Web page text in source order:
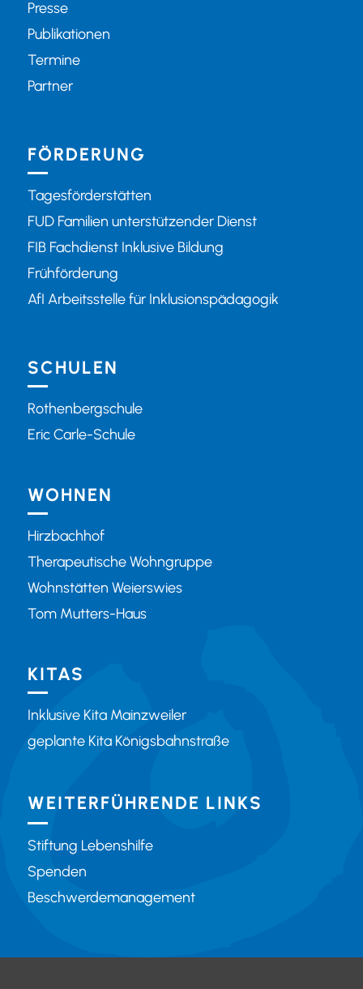
Presse
Publikationen
Termine
Partner
FÖRDERUNG
Tagesförderstätten
FUD Familien unterstützender Dienst
FIB Fachdienst Inklusive Bildung
Frühförderung
AfI Arbeitsstelle für Inklusionspädagogik
SCHULEN
Rothenbergschule
Eric Carle-Schule
WOHNEN
Hirzbachhof
Therapeutische Wohngruppe
Wohnstätten Weierswies
Tom Mutters-Haus
KITAS
Inklusive Kita Mainzweiler
geplante Kita Königsbahnstraße
WEITERFÜHRENDE LINKS
Stiftung Lebenshilfe
Spenden
Beschwerdemanagement